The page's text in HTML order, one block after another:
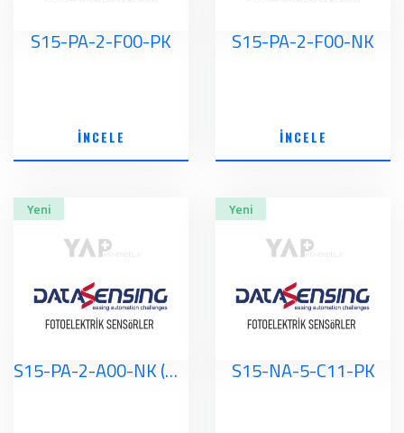
S15-PA-2-F00-PK
İNCELE
S15-PA-2-F00-NK
İNCELE
Yeni
S15-PA-2-A00-NK (OLD)
Yeni
S15-NA-5-C11-PK